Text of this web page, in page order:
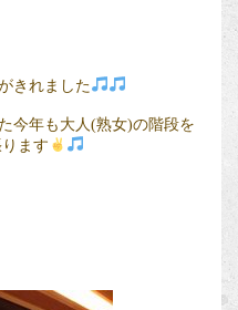
きれました
今年も大人(熟女)の階段を
ます